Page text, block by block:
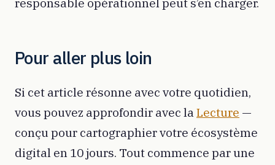
responsable opérationnel peut s’en charger.
Pour aller plus loin
Si cet article résonne avec votre quotidien,
vous pouvez approfondir avec laLecture —
conçu pour cartographier votre écosystème
digital en 10 jours. Tout commence par une